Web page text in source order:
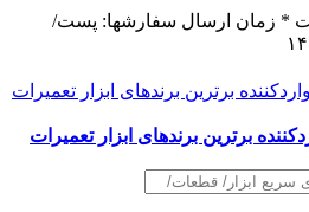
* زمان ارسال سفارشها: پست/
برترین برندهای ابزار تعمیرات